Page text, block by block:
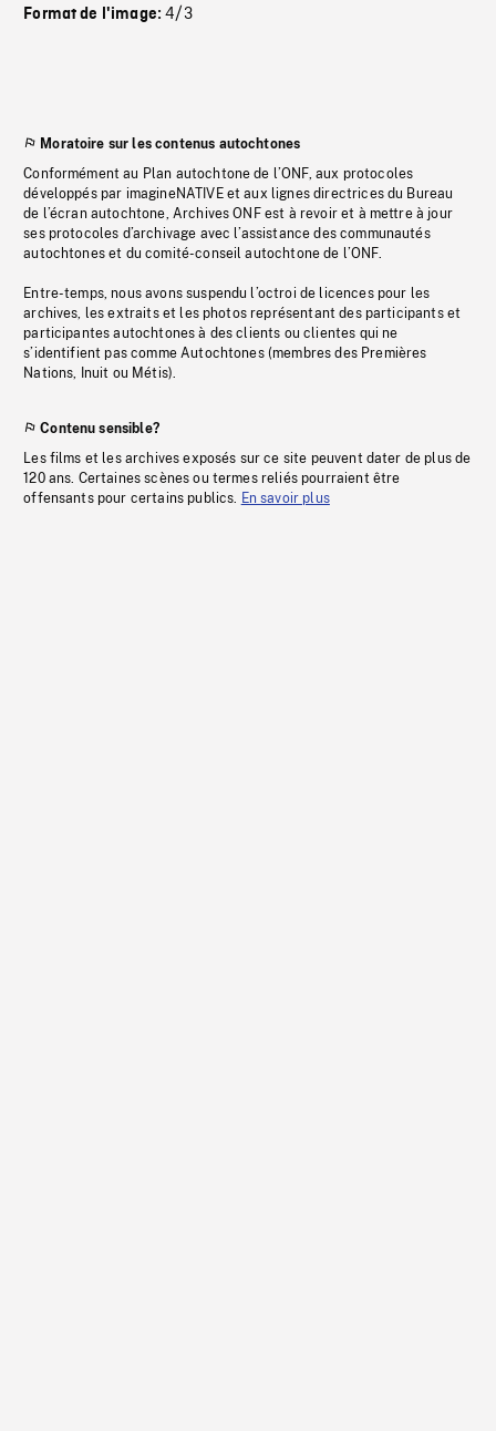
Format de l'image:4/3
Moratoire sur les contenus autochtones
Conformément au Plan autochtone de l’ONF, aux protocoles
développés par imagineNATIVE et aux lignes directrices du Bureau
de l’écran autochtone, Archives ONF est à revoir et à mettre à jour
ses protocoles d’archivage avec l’assistance des communautés
autochtones et du comité-conseil autochtone de l’ONF.
Entre-temps, nous avons suspendu l’octroi de licences pour les
archives, les extraits et les photos représentant des participants et
participantes autochtones à des clients ou clientes qui ne
s’identifient pas comme Autochtones (membres des Premières
Nations, Inuit ou Métis).
Contenu sensible?
Les films et les archives exposés sur ce site peuvent dater de plus de
120 ans. Certaines scènes ou termes reliés pourraient être
offensants pour certains publics. En savoir plus